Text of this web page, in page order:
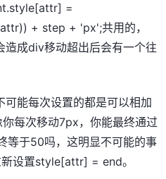
=
+ step + 'px';共用的，
造成div移动超出后会有一个往
能每次设置的都是可以相加
每次移动7px，你能最终通过
等于50吗，这明显不可能的事
设置style[attr] = end。